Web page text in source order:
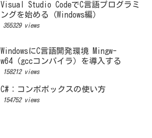
Visual Studio CodeでC言語プログラミ
ングを始める（Windows編）
355329 views
WindowsにC言語開発環境 Mingw-
w64（gccコンパイラ）を導入する
158212 views
C#：コンボボックスの使い方
154752 views